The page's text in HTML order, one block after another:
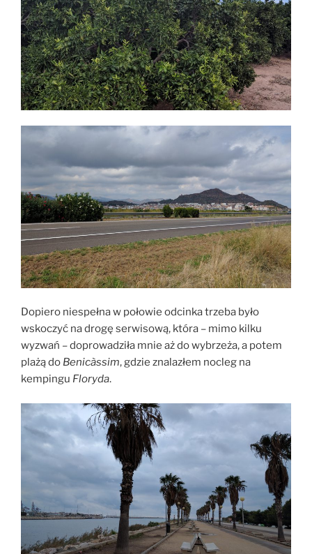
Dopiero niespełna w połowie odcinka trzeba było
wskoczyć na drogę serwisową, która – mimo kilku
wyzwań – doprowadziła mnie aż do wybrzeża, a potem
plażą do Benicàssim, gdzie znalazłem nocleg na
kempingu Floryda.